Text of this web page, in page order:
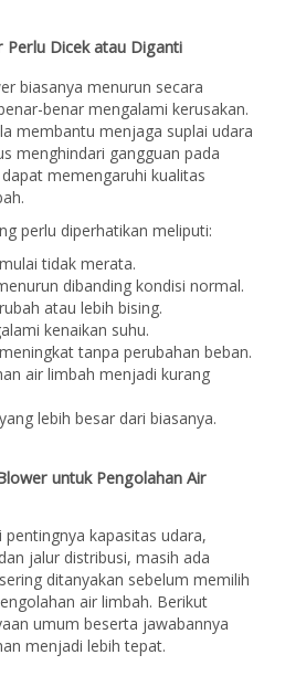
Perlu Dicek atau Diganti
biasanya menurun secara
benar mengalami kerusakan.
membantu menjaga suplai udara
menghindari gangguan pada
memengaruhi kualitas
perlu diperhatikan meliputi:
tidak merata.
dibanding kondisi normal.
atau lebih bising.
kenaikan suhu.
tanpa perubahan beban.
air limbah menjadi kurang
lebih besar dari biasanya.
untuk Pengolahan Air
kapasitas udara,
jalur distribusi, masih ada
ditanyakan sebelum memilih
air limbah. Berikut
umum beserta jawabannya
menjadi lebih tepat.